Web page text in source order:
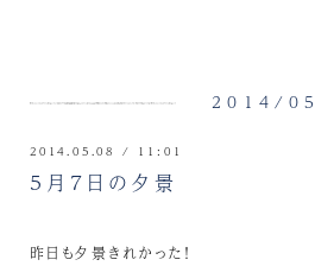
2014/05
2014.05.08 / 11:01
５月７日の夕景
昨日も夕景きれかった！